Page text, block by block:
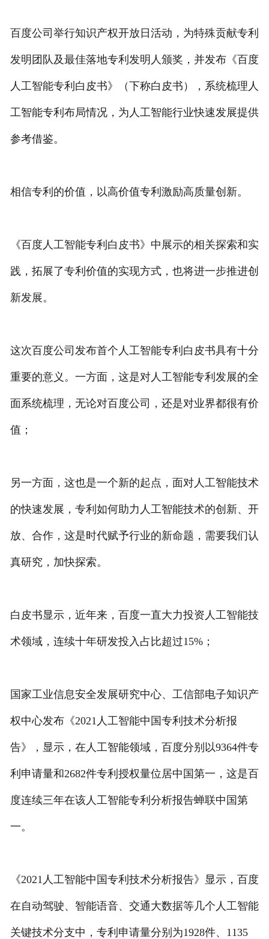
百度公司举行知识产权开放日活动，为特殊贡献专利
发明团队及最佳落地专利发明人颁奖，并发布《百度
人工智能专利白皮书》（下称白皮书），系统梳理人
工智能专利布局情况，为人工智能行业快速发展提供
参考借鉴。
相信专利的价值，以高价值专利激励高质量创新。
《百度人工智能专利白皮书》中展示的相关探索和实
践，拓展了专利价值的实现方式，也将进一步推进创
新发展。
这次百度公司发布首个人工智能专利白皮书具有十分
重要的意义。一方面，这是对人工智能专利发展的全
面系统梳理，无论对百度公司，还是对业界都很有价
值；
另一方面，这也是一个新的起点，面对人工智能技术
的快速发展，专利如何助力人工智能技术的创新、开
放、合作，这是时代赋予行业的新命题，需要我们认
真研究，加快探索。
白皮书显示，近年来，百度一直大力投资人工智能技
术领域，连续十年研发投入占比超过15%；
国家工业信息安全发展研究中心、工信部电子知识产
权中心发布《2021人工智能中国专利技术分析报
告》，显示，在人工智能领域，百度分别以9364件专
利申请量和2682件专利授权量位居中国第一，这是百
度连续三年在该人工智能专利分析报告蝉联中国第
一。
《2021人工智能中国专利技术分析报告》显示，百度
在自动驾驶、智能语音、交通大数据等几个人工智能
关键技术分支中，专利申请量分别为1928件、1135